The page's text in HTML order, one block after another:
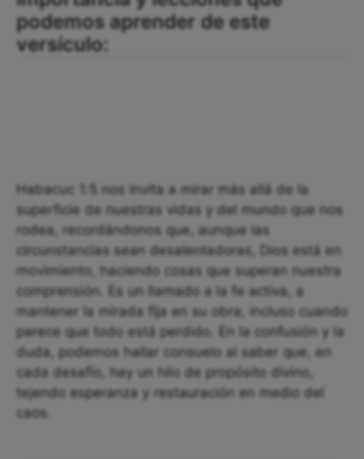
podemos aprender de este
versículo:
Habacuc 1:5 nos invita a mirar más allá de la
superficie de nuestras vidas y del mundo que nos
rodea, recordándonos que, aunque las
circunstancias sean desalentadoras, Dios está en
movimiento, haciendo cosas que superan nuestra
comprensión. Es un llamado a la fe activa, a
mantener la mirada fija en su obra, incluso cuando
parece que todo está perdido. En la confusión y la
duda, podemos hallar consuelo al saber que, en
cada desafío, hay un hilo de propósito divino,
tejendo esperanza y restauración en medio del
caos.